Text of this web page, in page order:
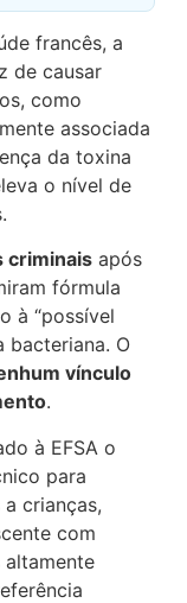
francês, a
de causar
como
associada
da toxina
o nível de
criminais após
fórmula
à “possível
bacteriana. O
vínculo
.
à EFSA o
para
crianças,
com